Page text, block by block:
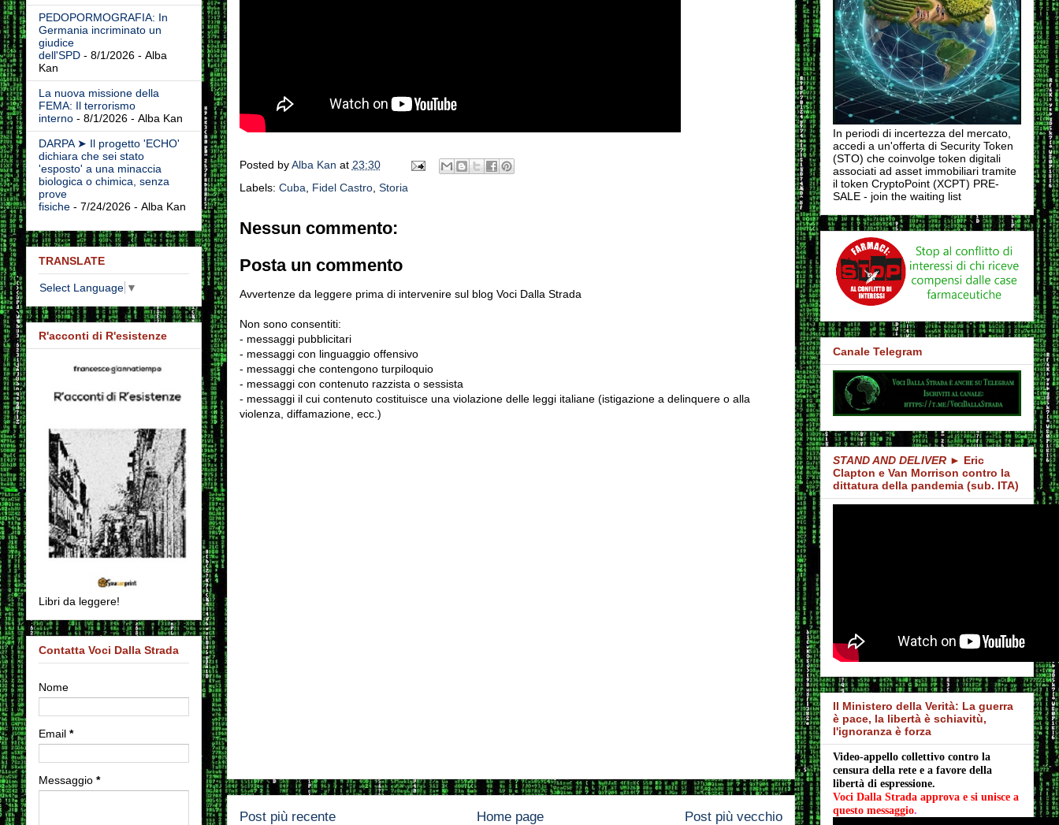
Posted byAlba Kan at 23:30
Labels: Cuba Fidel Castro, Storia
Nessun commento:
Posta un commento
Avvertenze da leggere prima di intervenire sul blog Voci Dalla Strada
Non sono consentiti:
- messaggi pubblicitari
- messaggi con linguaggio offensivo
- messaggi che contengono turpiloquio
- messaggi con contenuto razzista o sessista
- messaggi il cui contenuto costituisce una violazione delle leggi italiane (istigazione a delinquere o alla
violenza, diffamazione, ecc.)
Post più recente Post più vecchio
Home page
PEDOPORMOGRAFIA: In
Germania incriminato un
giudice
dell'SPD- 8/1/2026- Alba
Kan
La nuova missione della
FEMA: Il terrorismo
interno- 8/1/2026- Alba Kan
DARPA ➤ Il progetto 'ECHO'
dichiara che sei stato
'esposto' a una minaccia
biologica o chimica, senza
prove
fisiche- 7/24/2026- Alba Kan
TRANSLATE
Select Language ▼
R'acconti di R'esistenze
Libri da leggere!
Contatta Voci Dalla Strada
Nome
Email *
Messaggio *
In periodi di incertezza del mercato,
accedi a un'offerta di Security Token
(STO) che coinvolge token digitali
associati ad asset immobiliari tramite
il token CryptoPoint (XCPT) PRE-
SALE - join the waiting list
Canale Telegram
STAND AND DELIVER► Eric
Clapton e Van Morrison contro la
dittatura della pandemia (sub. ITA)
Il Ministero della Verità: La guerra
è pace, la libertà è schiavitù,
l'ignoranza è forza
Video-appello collettivo contro la
censura della rete e a favore della
libertà di espressione.
Voci Dalla Strada approva e si unisce a
questo messaggio.